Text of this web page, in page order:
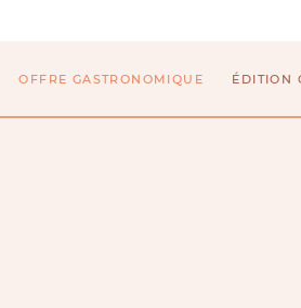
OFFRE GASTRONOMIQUE ÉDITION